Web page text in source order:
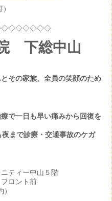
下総中山
その家族、全員の笑顔のため
で一日も早い痛みから回復を
まで診療・交通事故のケガ
ティー中山５階
ロント前